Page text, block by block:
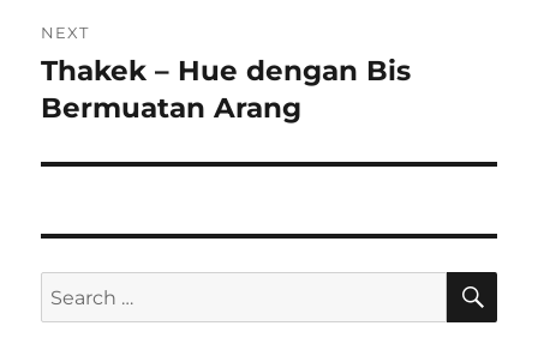
NEXT
Next
post:
Thakek – Hue dengan Bis
Bermuatan Arang
Search
for: